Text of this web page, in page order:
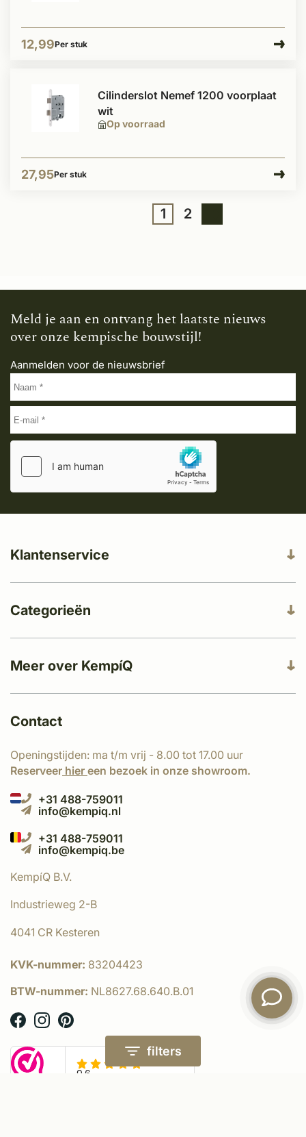
filters
12,99Per stuk
Op voorraad
Cilinderslot Nemef 1200 voorplaat
wit
27,95Per stuk
1 2
Meld je aan en ontvang het laatste nieuws
over onze kempische bouwstijl!
Aanmelden voor de nieuwsbrief
Meer over KempíQ
Klantenservice
Categorieën
Contact
Openingstijden: ma t/m vrij - 8.00 tot 17.00 uur
Reserveer hier een bezoek in onze showroom.
+31 488-759011
info@kempiq.nl
+31 488-759011
info@kempiq.be
KempíQ B.V.
Industrieweg 2-B
4041 CR Kesteren
KVK-nummer: 83204423
BTW-nummer: NL8627.68.640.B.01